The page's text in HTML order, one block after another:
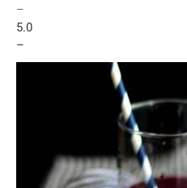
–
5.0
–